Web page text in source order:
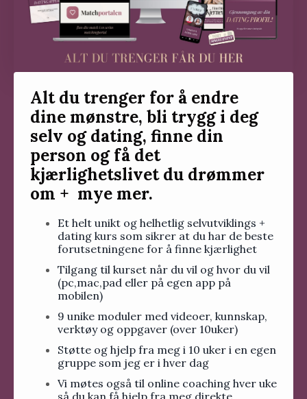
Alt du trenger for å endre
dine mønstre, bli trygg i deg
selv og dating, finne din
person og få det
kjærlighetslivet du drømmer
om + mye mer.
Et helt unikt og helhetlig selvutviklings +
dating kurs som sikrer at du har de beste
forutsetningene for å finne kjærlighet
Tilgang til kurset når du vil og hvor du vil
(pc,mac,pad eller på egen app på
mobilen)
9 unike moduler med videoer, kunnskap,
verktøy og oppgaver (over 10uker)
Støtte og hjelp fra meg i 10 uker i en egen
gruppe som jeg er i hver dag
Vi møtes også til online coaching hver uke